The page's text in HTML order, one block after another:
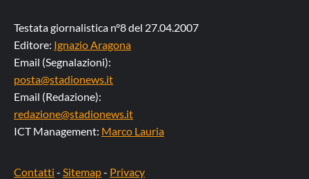
Testata giornalistica n°8 del 27.04.2007
Editore: Ignazio Aragona
Email (Segnalazioni):
posta@stadionews.it
Email (Redazione):
redazione@stadionews.it
ICT Management: Marco Lauria
Contatti - Sitemap- Privacy